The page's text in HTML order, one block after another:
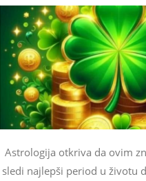
Astrologija otkriva da ovim
sledi najlepši period u životu